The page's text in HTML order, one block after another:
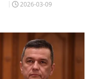
2026-03-09